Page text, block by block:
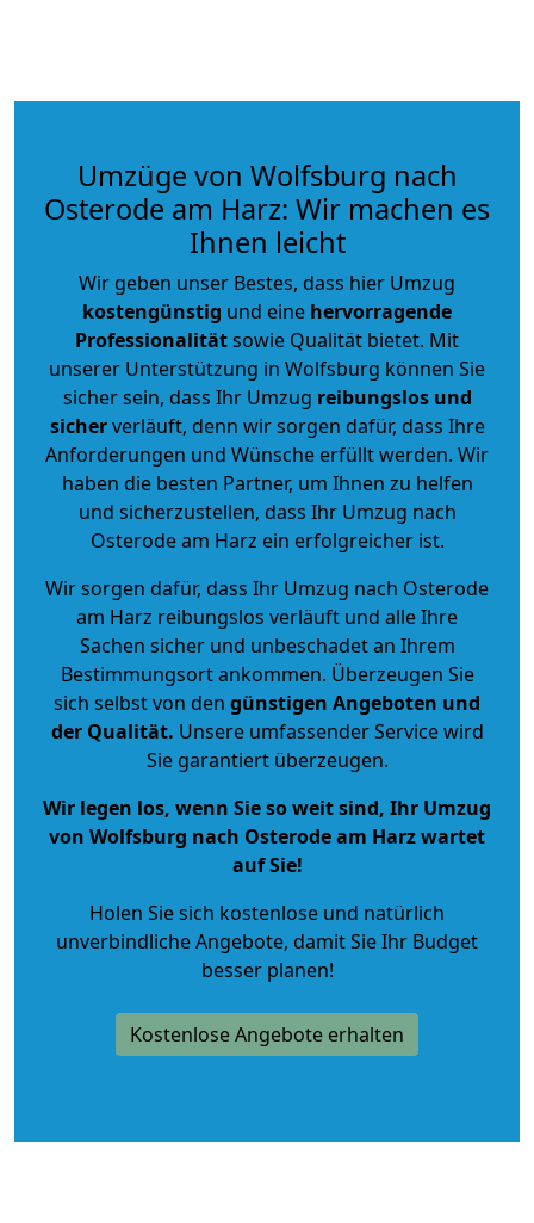
Umzüge von Wolfsburg nach
Osterode am Harz: Wir machen es
Ihnen leicht
Wir geben unser Bestes, dass hier Umzug
kostengünstig und eine hervorragende
Professionalitätsowie Qualität bietet. Mit
unserer Unterstützung in Wolfsburg können Sie
sicher sein, dass Ihr Umzug reibungslos und
sicherverläuft, denn wir sorgen dafür, dass Ihre
Anforderungen und Wünsche erfüllt werden. Wir
haben die besten Partner, um Ihnen zu helfen
und sicherzustellen, dass Ihr Umzug nach
Osterode am Harz ein erfolgreicher ist.
Wir sorgen dafür, dass Ihr Umzug nach Osterode
am Harz reibungslos verläuft und alle Ihre
Sachen sicher und unbeschadet an Ihrem
Bestimmungsort ankommen. Überzeugen Sie
sich selbst von den günstigen Angeboten und
der Qualität. Unsere umfassender Service wird
Sie garantiert überzeugen.
Wir legen los, wenn Sie so weit sind, Ihr Umzug
von Wolfsburg nach Osterode am Harz wartet
auf Sie!
Holen Sie sich kostenlose und natürlich
unverbindliche Angebote, damit Sie Ihr Budget
besser planen!
Kostenlose Angebote erhalten